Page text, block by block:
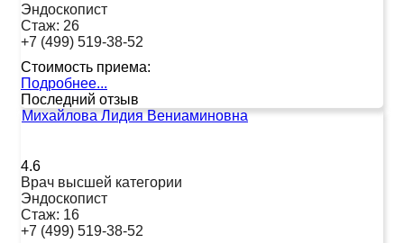
Эндоскопист
Стаж: 26
+7 (499) 519-38-52
Стоимость приема:
Подробнее...
Последний отзыв
Михайлова Лидия Вениаминовна
4.6
Врач высшей категории
Эндоскопист
Стаж: 16
+7 (499) 519-38-52